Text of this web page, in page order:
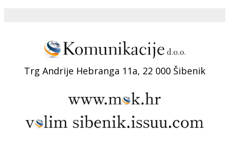
Trg Andrije Hebranga 11a, 22 000 Šibenik